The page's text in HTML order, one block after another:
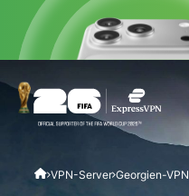
VPN-Server Georgien-VPN